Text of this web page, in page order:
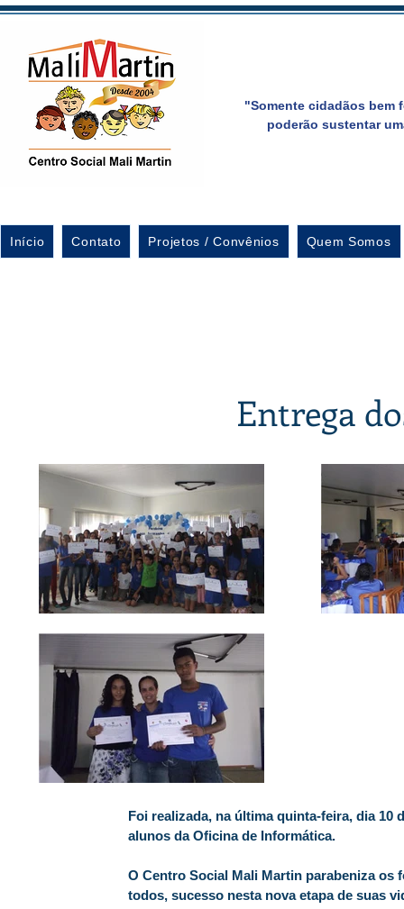
"Somente cidadãos bem
poderão sustentar
Início Contato Projetos / Convênios Quem Somos
Entrega
Foi realizada, na última quinta-feira, dia 10
alunos da Oficina de Informática.
O Centro Social Mali Martin parabeniza os
todos, sucesso nesta nova etapa de suas